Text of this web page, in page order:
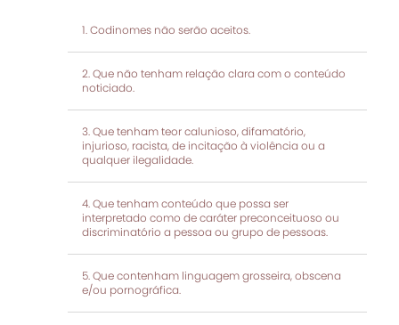
Codinomes não serão aceitos.
Que não tenham relação clara com o conteúdo
noticiado.
Que tenham teor calunioso, difamatório,
injurioso, racista, de incitação à violência ou a
qualquer ilegalidade.
Que tenham conteúdo que possa ser
interpretado como de caráter preconceituoso ou
discriminatório a pessoa ou grupo de pessoas.
Que contenham linguagem grosseira, obscena
e/ou pornográfica.